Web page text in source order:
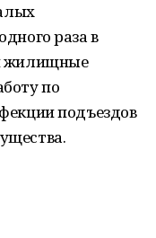
раза в
жилищные
по
подъездов